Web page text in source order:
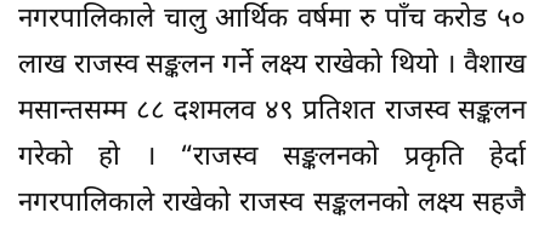
नगरपालिकाले चालु आर्थिक वर्षमा रु पाँच करोड ५०
लाख राजस्व सङ्कलन गर्ने लक्ष्य राखेको थियो । वैशाख
मसान्तसम्म ८८ दशमलव ४९ प्रतिशत राजस्व सङ्कलन
गरेको हो । “राजस्व सङ्कलनको प्रकृति हेर्दा
नगरपालिकाले राखेको राजस्व सङ्कलनको लक्ष्य सहजै